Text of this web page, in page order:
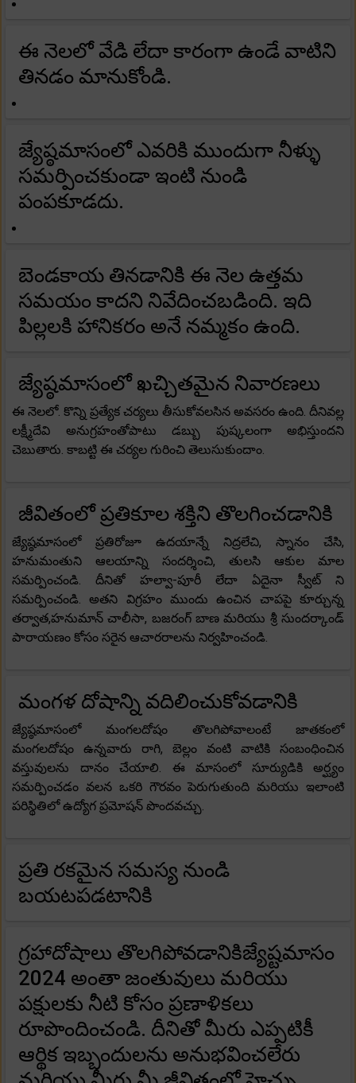
ఈ నెలలో వేడి లేదా కారంగా ఉండే వాటిని
తినడం మానుకోండి.
జ్యేష్ఠమాసంలో ఎవరికి ముందుగా నీళ్ళు
సమర్పించకుండా ఇంటి నుండి
పంపకూడదు.
బెండకాయ తినడానికి ఈ నెల ఉత్తమ
సమయం కాదని నివేదించబడింది. ఇది
పిల్లలకి హానికరం అనే నమ్మకం ఉంది.
జ్యేష్ఠమాసంలో ఖచ్చితమైన నివారణలు
ఈ నెలలో. కొన్ని ప్రత్యేక చర్యలు తీసుకోవలసిన అవసరం ఉంది. దీనివల్ల
లక్ష్మీదేవి అనుగ్రహంతోపాటు డబ్బు పుష్కలంగా అభిస్తుందని
చెబుతారు. కాబట్టి ఈ చర్యల గురించి తెలుసుకుందాం.
జీవితంలో ప్రతికూల శక్తిని తొలగించడానికి
జ్యేష్ఠమాసంలో ప్రతిరోజూ ఉదయాన్నే నిద్రలేచి, స్నానం చేసి,
హనుమంతుని ఆలయాన్ని సందర్శించి, తులసి ఆకుల మాల
సమర్పించండి. దీనితో హల్వా-పూరీ లేదా ఏదైనా స్వీట్ ని
సమర్పించండి. అతని విగ్రహం ముందు ఉంచిన చాపపై కూర్చున్న
తర్వాత,హనుమాన్ చాలీసా, బజరంగ్ బాణ మరియు శ్రీ సుందర్కాండ్
పారాయణం కోసం సరైన ఆచారరాలను నిర్వహించండి.
మంగళ దోషాన్ని వదిలించుకోవడానికి
జ్యేష్ఠమాసంలో మంగలదోషం తొలగిపోవాలంటే జాతకంలో
మంగలదోషం ఉన్నవారు రాగి, బెల్లం వంటి వాటికి సంబంధించిన
వస్తువులను దానం చేయాలి. ఈ మాసంలో సూర్యుడికి అర్ఘ్యం
సమర్పించడం వలన ఒకరి గౌరవం పెరుగుతుంది మరియు ఇలాంటి
పరిస్థితిలో ఉద్యోగ ప్రమోషన్ పొందవచ్చు.
ప్రతి రకమైన సమస్య నుండి
బయటపడటానికి
గ్రహాదోషాలు తొలగిపోవడానికిజ్యేష్టమాసం
2024 అంతా జంతువులు మరియు
పక్షులకు నీటి కోసం ప్రణాళికలు
రూపొందించండి. దీనితో మీరు ఎప్పటికీ
ఆర్థిక ఇబ్బందులను అనుభవించలేరు